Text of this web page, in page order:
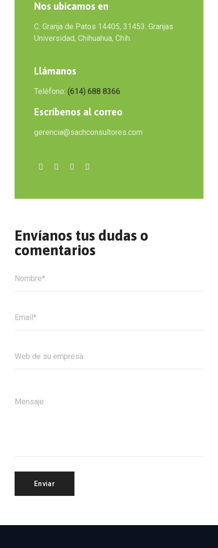
Nos ubicamos en
C. Granja de Patos 14405, 31453. Granjas
Universidad, Chihuahua, Chih.
Llámanos
Teléfono: (614) 688 8366
Escríbenos al correo
gerencia@sachconsultores.com
Envíanos tus dudas o
comentarios